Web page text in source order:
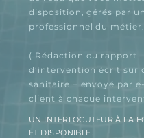
disposition, gérés par un
professionnel du métier.
( Rédaction du rapport
d’intervention écrit sur
sanitaire + envoyé par
client à chaque
UN INTERLOCUTEUR À LA
ET DISPONIBLE.